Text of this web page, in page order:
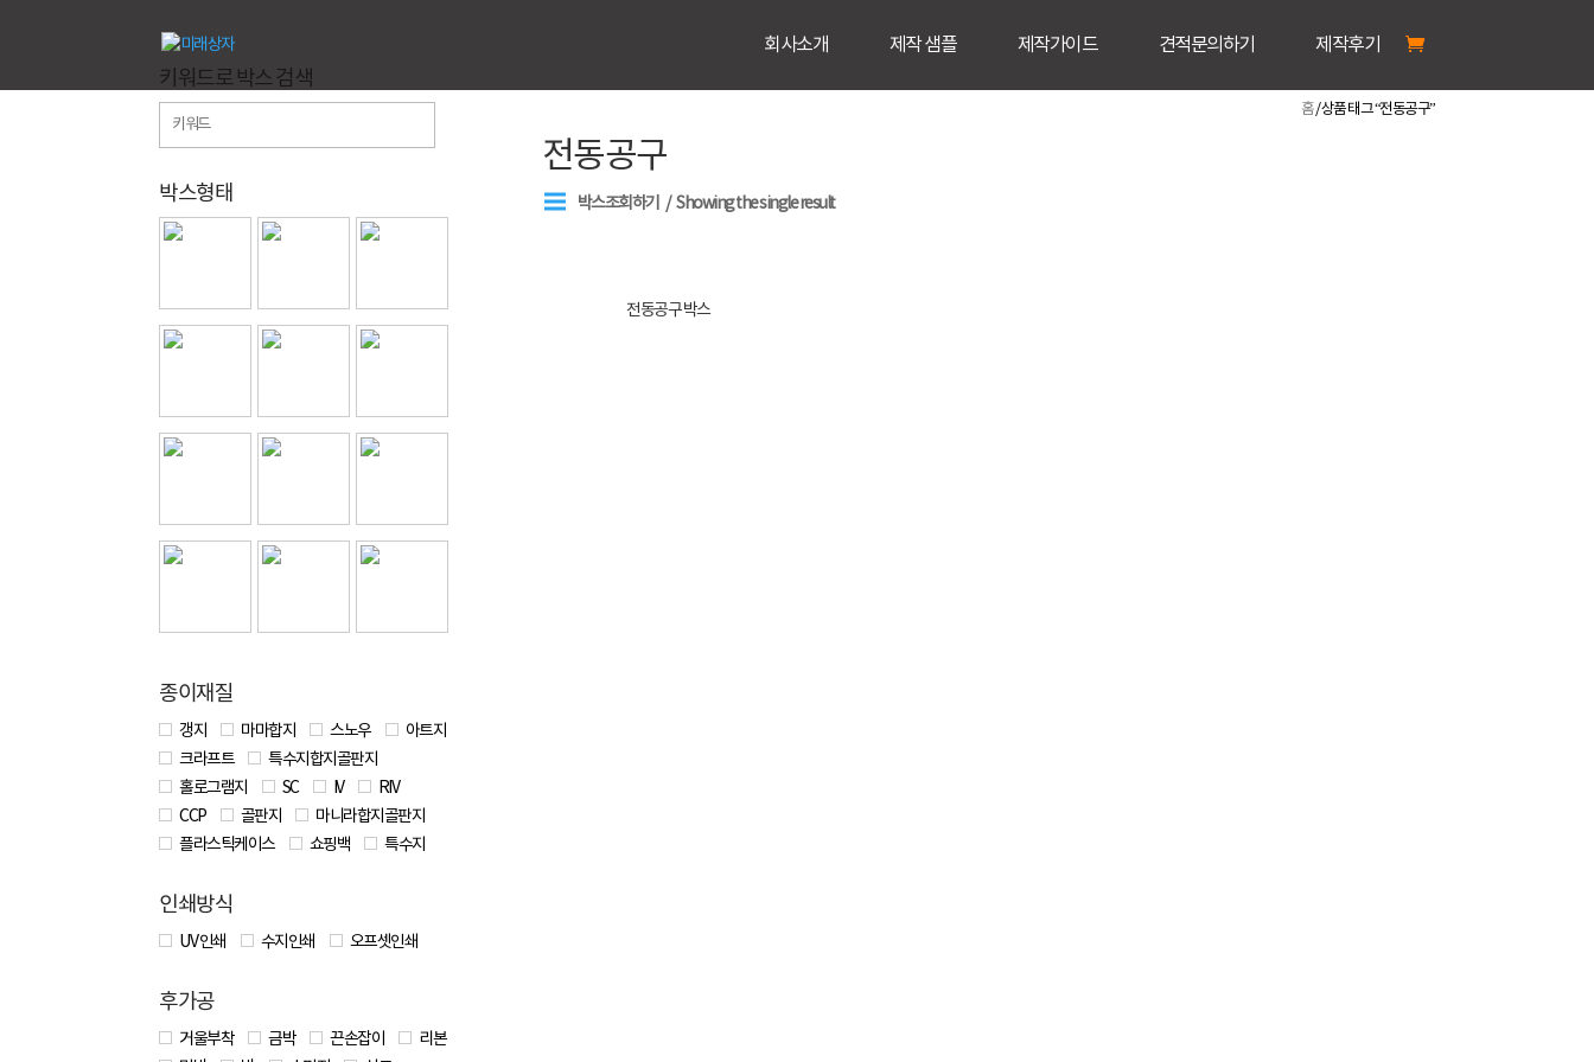
회사소개 제작 샘플 제작가이드 견적문의하기 제작후기
홈/ 상품 태그 “전동공구”
전동공구
박스조회하기 Showing the single result
전동공구 박스
키워드로 박스 검색
박스형태
종이재질
갱지 마마합지 스노우
아트지
크라프트
특수지합지골판지
홀로그램지
SC IV
RIV
CCP
골판지
마니라합지골판지
플라스틱케이스
쇼핑백 특수지
인쇄방식
UV 인쇄 수지인쇄 오프셋인쇄
후가공
거울부착 금박 끈손잡이
리본